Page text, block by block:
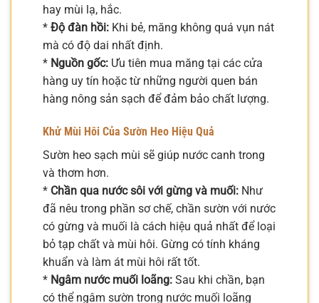
hay mùi lạ, hắc.
* Độ đàn hồi: Khi bẻ, măng không quá vụn nát
mà có độ dai nhất định.
* Nguồn gốc: Ưu tiên mua măng tại các cửa
hàng uy tín hoặc từ những người quen bán
hàng nông sản sạch để đảm bảo chất lượng.
Khử Mùi Hôi Của Sườn Heo Hiệu Quả
Sườn heo sạch mùi sẽ giúp nước canh trong
và thơm hơn.
* Chần qua nước sôi với gừng và muối: Như
đã nêu trong phần sơ chế, chần sườn với nước
có gừng và muối là cách hiệu quả nhất để loại
bỏ tạp chất và mùi hôi. Gừng có tính kháng
khuẩn và làm át mùi hôi rất tốt.
* Ngâm nước muối loãng: Sau khi chần, bạn
có thể ngâm sườn trong nước muối loãng